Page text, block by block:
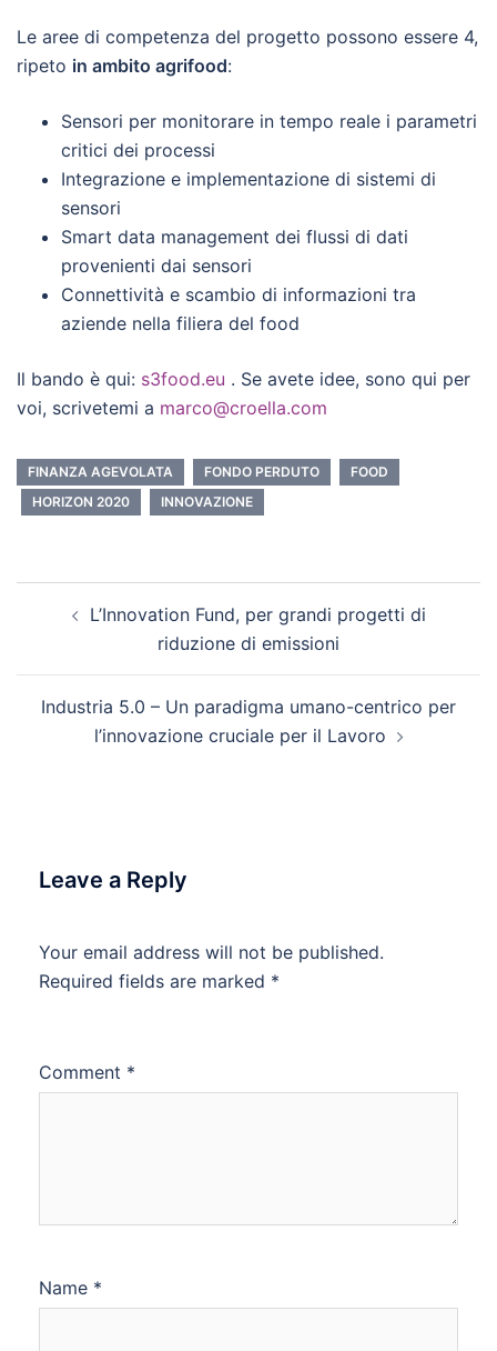
Le aree di competenza del progetto possono essere 4,
ripeto in ambito agrifood:
Sensori per monitorare in tempo reale i parametri
critici dei processi
Integrazione e implementazione di sistemi di
sensori
Smart data management dei flussi di dati
provenienti dai sensori
Connettività e scambio di informazioni tra
aziende nella filiera del food
Il bando è qui: s3food.eu . Se avete idee, sono qui per
voi, scrivetemi a marco@croella.com
FINANZA AGEVOLATA FONDO PERDUTO
FOOD
HORIZON 2020
INNOVAZIONE
navigationL’Innovation Fund, per grandi progetti di
riduzione di emissioni
Industria 5.0 – Un paradigma umano-centrico per
l’innovazione cruciale per il Lavoro
Leave a Reply
Your email address will not be published.
Required fields are marked *
Comment *
Name *